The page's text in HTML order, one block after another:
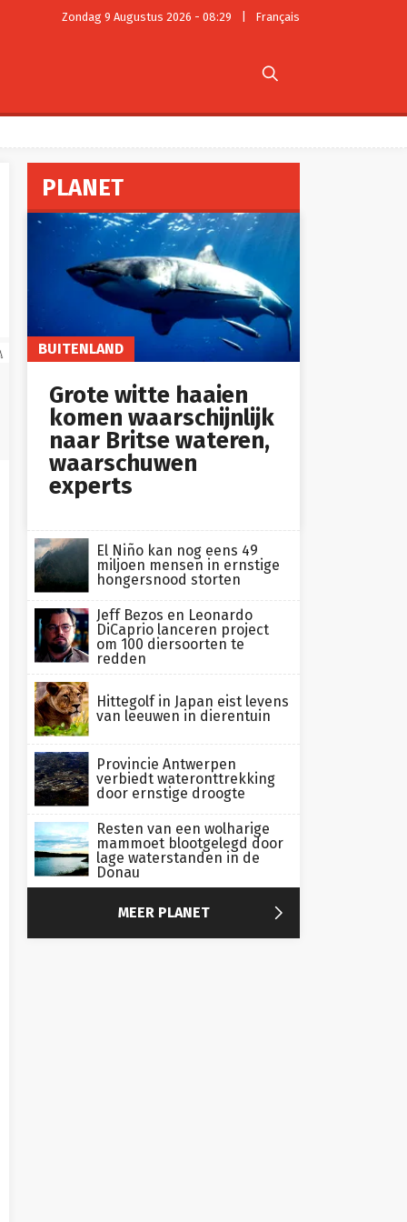
Zondag 9 Augustus 2026 - 08:29 Français

PLANET
BUITENLAND
Grote witte haaien
komen waarschijnlijk
naar Britse wateren,
waarschuwen
experts
El Niño kan nog eens 49
miljoen mensen in ernstige
hongersnood storten
Jeff Bezos en Leonardo
DiCaprio lanceren project
om 100 diersoorten te
redden
Hittegolf in Japan eist levens
van leeuwen in dierentuin
Provincie Antwerpen
verbiedt wateronttrekking
door ernstige droogte
Resten van een wolharige
mammoet blootgelegd door
lage waterstanden in de
Donau
MEER PLANET 